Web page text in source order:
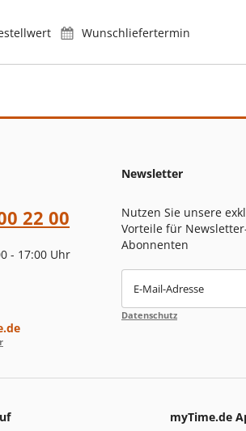
Wunschliefertermin
22 00
- 17:00 Uhr
Newsletter
Nutzen Sie unsere
Vorteile für
Abonnenten
E-Mail-Adresse
Datenschutz
myTime.de